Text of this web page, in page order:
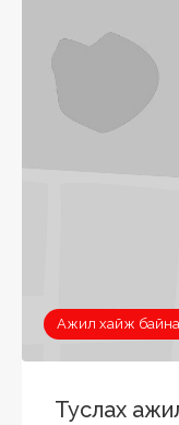
Ажил хайж байна
Туслах